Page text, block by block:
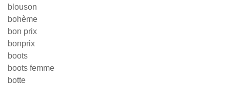
blouson
bohème
bon prix
bonprix
boots
boots femme
botte